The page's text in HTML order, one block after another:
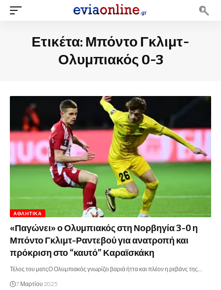
Ετικέτα: Μπόντο Γκλιμτ-
Ολυμπιακός 0-3
ΑΘΛΗΤΙΚΆ
«Παγώνει» ο Ολυμπιακός στη Νορβηγία 3-0 η
Μπόντο Γκλιμτ-Ραντεβού για ανατροπή και
πρόκριση στο “καυτό” Καραϊσκάκη
Τέλος του ματςΟ Ολυμπιακός γνωρίζει βαριά ήττα και πλέον η ρεβάνς της…
7 Μαρτίου 2025